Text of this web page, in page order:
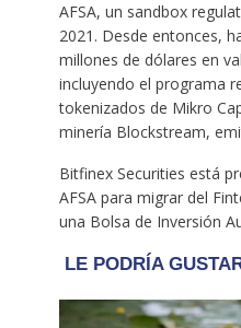
AFSA, un sandbox
2021. Desde entonces,
millones de dólares en
incluyendo el programa
tokenizados de Mikro
minería Blockstream,
Bitfinex Securities está
AFSA para migrar del
una Bolsa de Inversión